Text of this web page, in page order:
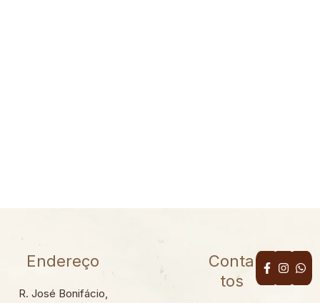
Endereço
R. José Bonifácio,
Conta
tos